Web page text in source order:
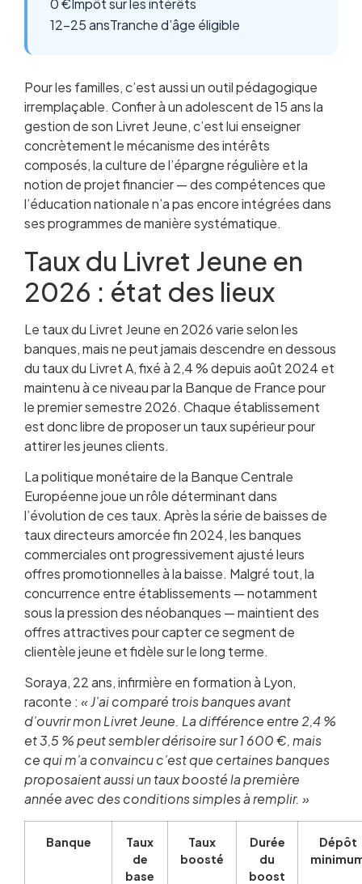
0 €Impôt sur les intérêts
12-25 ansTranche d’âge éligible
Pour les familles, c’est aussi un outil pédagogique
irremplaçable. Confier à un adolescent de 15 ans la
gestion de son Livret Jeune, c’est lui enseigner
concrètement le mécanisme des intérêts
composés, la culture de l’épargne régulière et la
notion de projet financier — des compétences que
l’éducation nationale n’a pas encore intégrées dans
ses programmes de manière systématique.
Taux du Livret Jeune en
2026 : état des lieux
Le taux du Livret Jeune en 2026 varie selon les
banques, mais ne peut jamais descendre en dessous
du taux du Livret A, fixé à 2,4 % depuis août 2024 et
maintenu à ce niveau par la Banque de France pour
le premier semestre 2026. Chaque établissement
est donc libre de proposer un taux supérieur pour
attirer les jeunes clients.
La politique monétaire de la Banque Centrale
Européenne joue un rôle déterminant dans
l’évolution de ces taux. Après la série de baisses de
taux directeurs amorcée fin 2024, les banques
commerciales ont progressivement ajusté leurs
offres promotionnelles à la baisse. Malgré tout, la
concurrence entre établissements — notamment
sous la pression des néobanques — maintient des
offres attractives pour capter ce segment de
clientèle jeune et fidèle sur le long terme.
Soraya, 22 ans, infirmière en formation à Lyon,
raconte : « J’ai comparé trois banques avant
d’ouvrir mon Livret Jeune. La différence entre 2,4 %
et 3,5 % peut sembler dérisoire sur 1 600 €, mais
ce qui m’a convaincu c’est que certaines banques
proposaient aussi un taux boosté la première
année avec des conditions simples à remplir. »
Banque
Taux
de
base
Taux
boosté
Durée
du
boost
Dépôt